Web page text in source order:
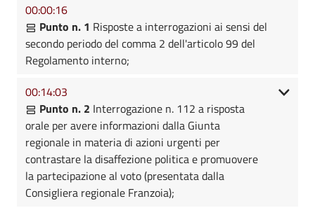
00:00:16
Punto n. 1 Risposte a interrogazioni ai sensi del
secondo periodo del comma 2 dell'articolo 99 del
Regolamento interno;
00:14:03
Punto n. 2 Interrogazione n. 112 a risposta
orale per avere informazioni dalla Giunta
regionale in materia di azioni urgenti per
contrastare la disaffezione politica e promuovere
la partecipazione al voto (presentata dalla
Consigliera regionale Franzoia);